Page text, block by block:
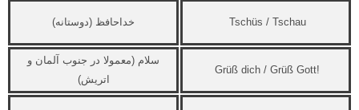
Tschüs / Tschau خداحافظ (دوستانه)
Grüß dich / Grüß Gott!
سلام (معمولا در جنوب آلمان و
اتریش)